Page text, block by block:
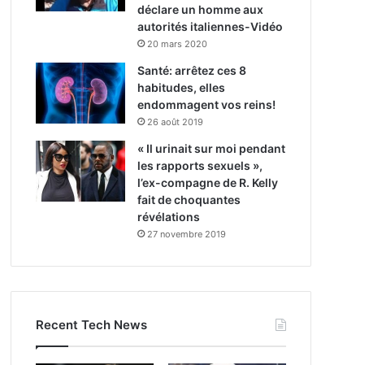
déclare un homme aux
autorités italiennes-Vidéo
20 mars 2020
Santé: arrêtez ces 8
habitudes, elles
endommagent vos reins!
26 août 2019
« Il urinait sur moi pendant
les rapports sexuels »,
l’ex-compagne de R. Kelly
fait de choquantes
révélations
27 novembre 2019
Recent Tech News